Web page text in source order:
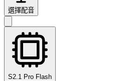
選擇配音
S2.1 Pro Flash